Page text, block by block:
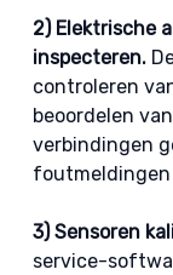
2) Elektrische
inspecteren.
controleren
beoordelen
verbindingen
foutmeldingen
3) Sensoren
service-